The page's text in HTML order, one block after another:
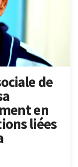
de
en
liées